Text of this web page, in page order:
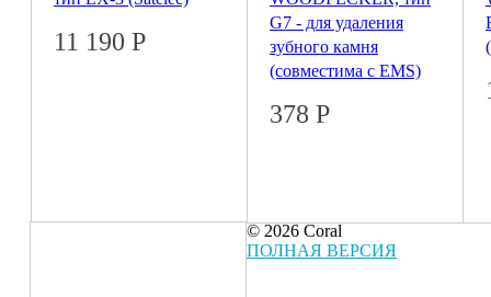
11 190 Р
G7 - для удаления
зубного камня
(совместима с EMS)
378 Р
© 2026 Coral
ПОЛНАЯ ВЕРСИЯ